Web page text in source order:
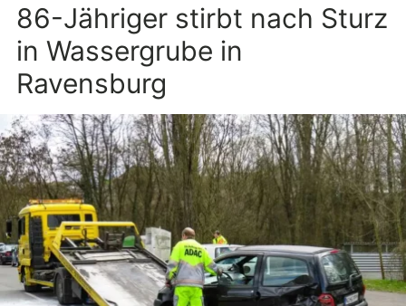
86-Jähriger stirbt nach Sturz
in Wassergrube in
Ravensburg